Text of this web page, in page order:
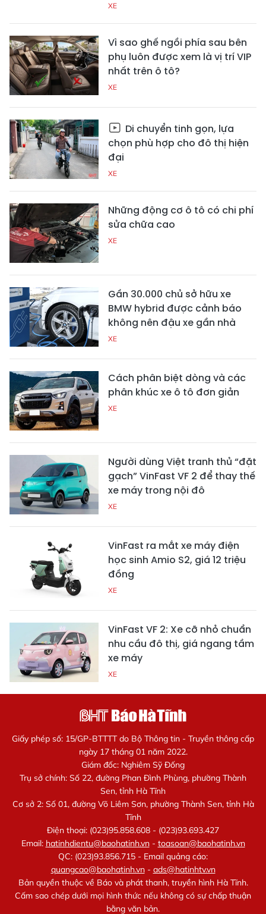
XE
Vì sao ghế ngồi phía sau bên
phụ luôn được xem là vị trí VIP
nhất trên ô tô?
XE
Di chuyển tinh gọn, lựa
chọn phù hợp cho đô thị hiện
đại
XE
Những động cơ ô tô có chi phí
sửa chữa cao
XE
Gần 30.000 chủ sở hữu xe
BMW hybrid được cảnh báo
không nên đậu xe gần nhà
XE
Cách phân biệt dòng và các
phân khúc xe ô tô đơn giản
XE
Người dùng Việt tranh thủ “đặt
gạch” VinFast VF 2 để thay thế
xe máy trong nội đô
XE
VinFast ra mắt xe máy điện
học sinh Amio S2, giá 12 triệu
đồng
XE
VinFast VF 2: Xe cỡ nhỏ chuẩn
nhu cầu đô thị, giá ngang tầm
xe máy
XE
Giấy phép số: 15/GP-BTTTT do Bộ Thông tin - Truyền thông cấp
ngày 17 tháng 01 năm 2022.
Giám đốc: Nghiêm Sỹ Đống
Trụ sở chính: Số 22, đường Phan Đình Phùng, phường Thành
Sen, tỉnh Hà Tĩnh
Cơ sở 2: Số 01, đường Võ Liêm Sơn, phường Thành Sen, tỉnh Hà
Tĩnh
Điện thoại: (023)95.858.608 - (023)93.693.427
Email: hatinhdientu@baohatinh.vn- toasoan@baohatinh.vn
QC: (023)93.856.715 - Email quảng cáo:
quangcao@baohatinh.vn- ads@hatinhtv.vn
Bản quyền thuộc về Báo và phát thanh, truyền hình Hà Tĩnh.
Cấm sao chép dưới mọi hình thức nếu không có sự chấp thuận
bằng văn bản.